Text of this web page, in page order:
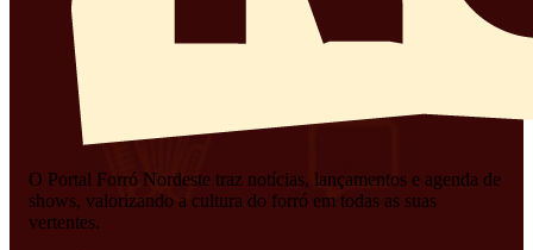
O Portal Forró Nordeste traz notícias, lançamentos e agenda de
shows, valorizando a cultura do forró em todas as suas
vertentes.